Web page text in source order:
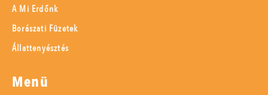
A Mi Erdőnk
Borászati Füzetek
Állattenyésztés
Menü